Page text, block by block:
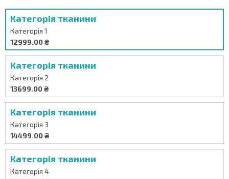
Категорія тканини
Категорія 1
12999.00 ₴
Категорія тканини
Категорія 2
13699.00 ₴
Категорія тканини
Категорія 3
14499.00 ₴
Категорія тканини
Категорія 4